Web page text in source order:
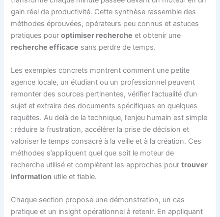
gain réel de productivité. Cette synthèse rassemble des
méthodes éprouvées, opérateurs peu connus et astuces
pratiques pouroptimiser recherche et obtenir une
recherche efficace sans perdre de temps.
Les exemples concrets montrent comment une petite
agence locale, un étudiant ou un professionnel peuvent
remonter des sources pertinentes, vérifier l’actualité d’un
sujet et extraire des documents spécifiques en quelques
requêtes. Au delà de la technique, l’enjeu humain est simple
: réduire la frustration, accélérer la prise de décision et
valoriser le temps consacré à la veille et à la création. Ces
méthodes s’appliquent quel que soit le moteur de
recherche utilisé et complètent les approches pourtrouver
information utile et fiable.
Chaque section propose une démonstration, un cas
pratique et un insight opérationnel à retenir. En appliquant